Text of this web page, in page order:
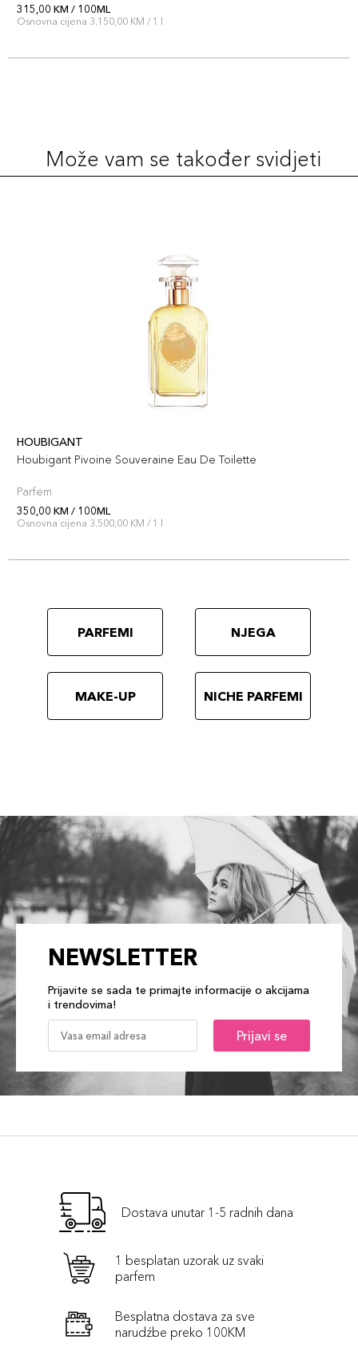
315,00 KM / 100ML
Osnovna cijena 3.150,00 KM / 1 l
Može vam se također svidjeti
HOUBIGANT
Houbigant Pivoine Souveraine Eau De Toilette
Parfem
350,00 KM / 100ML
Osnovna cijena 3.500,00 KM / 1 l
PARFEMI NJEGA
MAKE-UP NICHE PARFEMI
NEWSLETTER
Prijavite se sada te primajte informacije o akcijama
i trendovima!
Prijavi se
Dostava unutar 1-5 radnih dana
1 besplatan uzorak uz svaki
parfem
Besplatna dostava za sve
narudźbe preko 100KM